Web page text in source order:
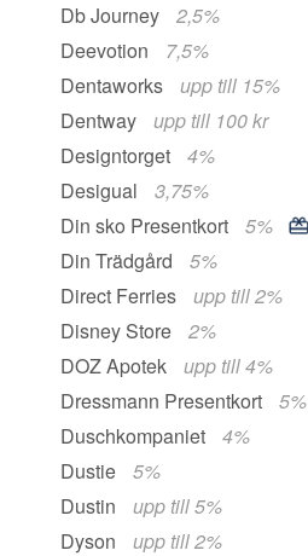
Db Journey
2,5%
Deevotion
7,5%
Dentaworks
upp till 15%
Dentway
upp till 100 kr
Designtorget
4%
Desigual
3,75%
Din sko Presentkort
5%
Din Trädgård
5%
Direct Ferries
upp till 2%
Disney Store
2%
DOZ Apotek
upp till 4%
Dressmann Presentkort
5%
Duschkompaniet
4%
Dustie
5%
Dustin
upp till 5%
Dyson
upp till 2%